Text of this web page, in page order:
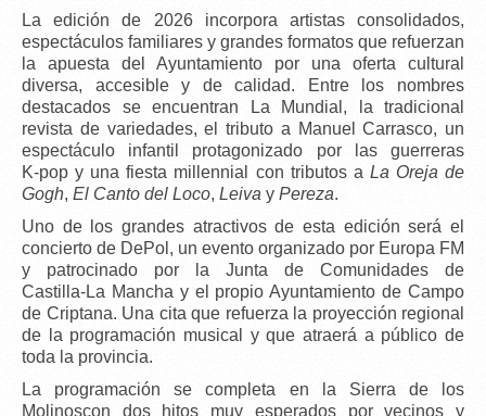
La edición de 2026 incorpora artistas consolidados,
espectáculos familiares y grandes formatos que refuerzan
la apuesta del Ayuntamiento por una oferta cultural
diversa, accesible y de calidad. Entre los nombres
destacados se encuentran
La Mundial , la tradicional
revista de variedades, el tributo a Manuel Carrasco, un
espectáculo infantil protagonizado por las guerreras
K‑pop y unafiesta millennial con tributos a La Oreja de
Gogh, El Canto del Loco, Leiva y Pereza.
Uno de los grandes atractivos de esta edición será el
concierto de DePol , un evento organizado por Europa FM
y patrocinado por la Junta de Comunidades de
Castilla‑La Mancha y el propio Ayuntamiento de Campo
de Criptana. Una cita que refuerza la proyección regional
de la programación musical y que atraerá a público de
toda la provincia.
La programación se completa en la Sierra de los
Molinoscon dos hitos muy esperados por vecinos y